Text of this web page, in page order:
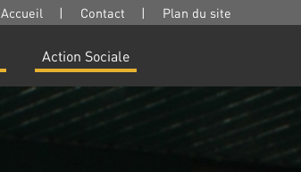
Accueil | Contact | Plan du site
Action Sociale